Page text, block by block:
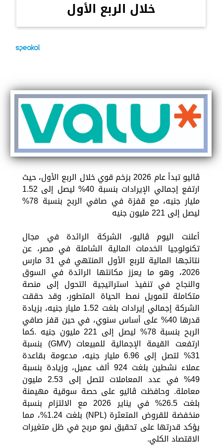
خلال الربع الأول
ڤاليو تبدأ عام 2026 بزخم قوي خلال الربع الأول، حيث
ارتفع إجمالي الإيرادات بنسبة 40% ليصل إلى 1.52
مليار جنيه، مع قفزة في صافي الربح بنسبة 78%
ليصل إلى 221 مليون جنيه
أعلنت اليوم ڤاليو، الشركة الرائدة في مجال
تكنولوجيا الخدمات المالية الشاملة في مصر، عن
نتائجها المالية للربع الأول المنتهي في 31 مارس
2026، وهو ما يعزز مكانتها الرائدة في السوق
والنجاح في تنفيذ استراتيجية التحول إلى منصة
متكاملة لتمويل نمط الحياة المتطور، وقد حققت
الشركة إجمالي إيرادات بلغت 1.52 مليار جنيه، بزيادة
قدرها 40% على أساس سنوي، في حين قفز صافي
الربح بنسبة 78% ليصل إلى 221 مليون جنيه .كما
ارتفعت القيمة الإجمالية للمبيعات (GMV) بنسبة
31% لتصل إلى 6.96 مليار جنيه، مدعومة بقاعدة
عملاء نشطين بلغت 924 ألف عميل، وزيادة بنسبة
49% في عدد المعاملات لتصل إلى 2.53 مليون
معاملة. وحافظت ڤاليو على حصة سوقية مهيمنة
بلغت 26.5% في يناير 2026 مع الالتزام بنسبة
منخفضة للقروض المتعثرة (NPL) بلغت 1.24%، مما
يؤكد قدرتها على تحقيق نمو مربح في ظل متغيرات
الاقتصاد الكلي.